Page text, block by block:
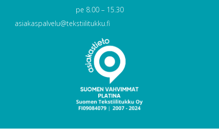
pe 8.00 – 15.30
asiakaspalvelu@tekstiilitukku.fi